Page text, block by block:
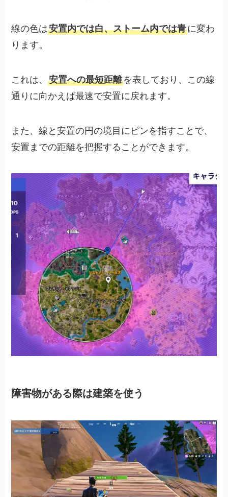
線の色は安置内では白、ストーム内では青に変わ
ります。
これは、安置への最短距離を表しており、この線
通りに向かえば最速で安置に戻れます。
また、線と安置の円の境目にピンを指すことで、
安置までの距離を把握することができます。
障害物がある際は建築を使う